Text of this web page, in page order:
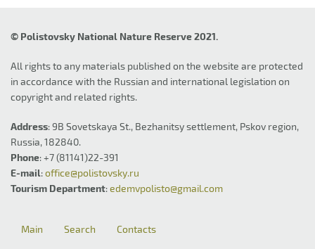
© Polistovsky National Nature Reserve 2021.
All rights to any materials published on the website are protected
in accordance with the Russian and international legislation on
copyright and related rights.
Address: 9B Sovetskaya St., Bezhanitsy settlement, Pskov region,
Russia, 182840.
Phone: +7 (81141)22-391
E-mail:office@polistovsky.ru
Tourism Department:edemvpolisto@gmail.com
Main Search Contacts